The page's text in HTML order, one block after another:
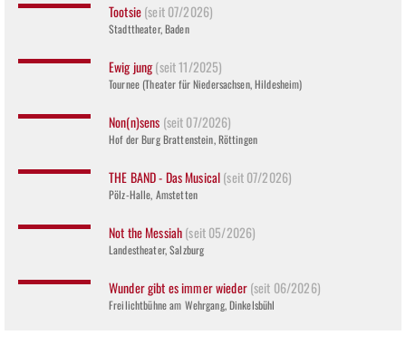
Tootsie(seit 07/2026)
Stadttheater, Baden
Ewig jung(seit 11/2025)
Tournee (Theater für Niedersachsen, Hildesheim)
Non(n)sens (seit 07/2026)
Hof der Burg Brattenstein, Röttingen
THE BAND - Das Musical(seit 07/2026)
Pölz-Halle, Amstetten
Not the Messiah(seit 05/2026)
Landestheater, Salzburg
Wunder gibt es immer wieder(seit 06/2026)
Freilichtbühne am Wehrgang, Dinkelsbühl